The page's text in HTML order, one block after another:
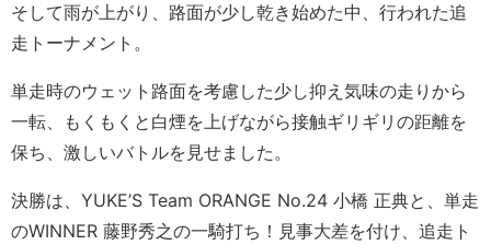
そして雨が上がり、路面が少し乾き始めた中、行われた追
走トーナメント。
単走時のウェット路面を考慮した少し抑え気味の走りから
一転、もくもくと白煙を上げながら接触ギリギリの距離を
保ち、激しいバトルを見せました。
決勝は、YUKE’S Team ORANGE No.24 小橋 正典と、単走
のWINNER 藤野秀之の一騎打ち！見事大差を付け、追走ト